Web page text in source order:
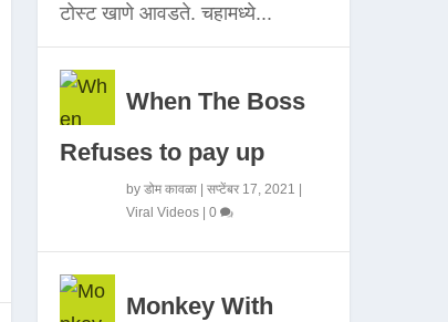
टोस्ट खाणे आवडते. चहामध्ये...
When The Boss
Refuses to pay up
by डोम कावळा| सप्टेंबर 17, 2021 |
Viral Videos| 0
Monkey With